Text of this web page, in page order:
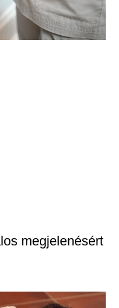
megjelenésért